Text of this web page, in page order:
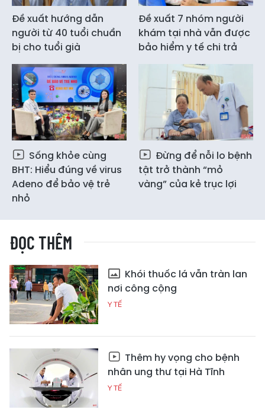
Đề xuất hướng dẫn
người từ 40 tuổi chuẩn
bị cho tuổi già
Đề xuất 7 nhóm người
khám tại nhà vẫn được
bảo hiểm y tế chi trả
Sống khỏe cùng
BHT: Hiểu đúng về virus
Adeno để bảo vệ trẻ
nhỏ
Đừng để nỗi lo bệnh
tật trở thành “mỏ
vàng” của kẻ trục lợi
ĐỌC THÊM
Khói thuốc lá vẫn tràn lan
nơi công cộng
Y TẾ
Thêm hy vọng cho bệnh
nhân ung thư tại Hà Tĩnh
Y TẾ